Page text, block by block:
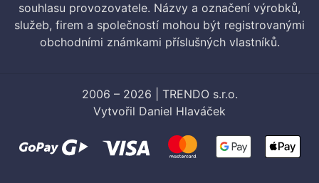
souhlasu provozovatele. Názvy a označení výrobků,
služeb, firem a společností mohou být registrovanými
obchodními známkami příslušných vlastníků.
2006 – 2026 | TRENDO s.r.o.
Vytvořil Daniel Hlaváček